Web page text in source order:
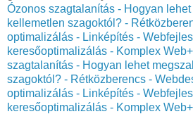
Ózonos szagtalanítás - Hogyan
kellemetlen szagoktól? -
optimalizálás - Linképítés -
keresőoptimalizálás - Komplex
szagtalanítás - Hogyan lehet
szagoktól? - Rétközberencs -
optimalizálás - Linképítés -
keresőoptimalizálás - Komplex